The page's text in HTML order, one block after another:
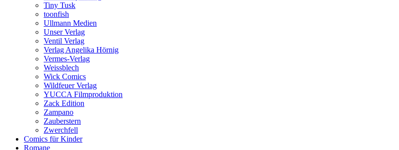
Tiny Tusk
toonfish
Ullmann Medien
Unser Verlag
Ventil Verlag
Verlag Angelika Hörnig
Vermes-Verlag
Weissblech
Wick Comics
Wildfeuer Verlag
YUCCA Filmproduktion
Zack Edition
Zampano
Zauberstern
Zwerchfell
Comics für Kinder
Romane